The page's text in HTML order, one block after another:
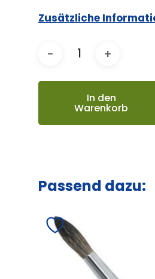
Zusätzliche
In den
Warenkorb
Passend dazu: